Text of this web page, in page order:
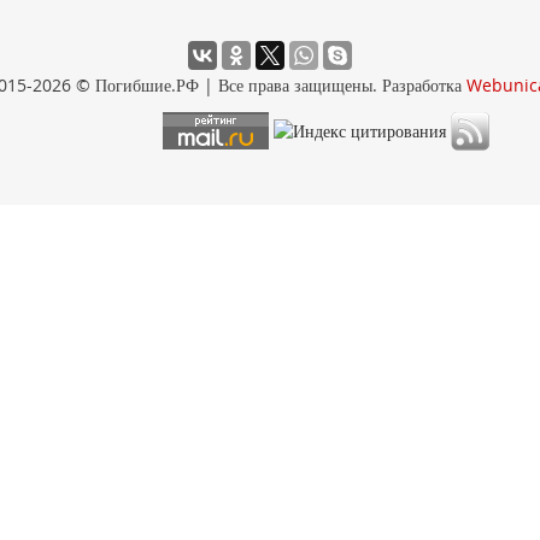
2026 © Погибшие.РФ | Все права защищены. Разработка